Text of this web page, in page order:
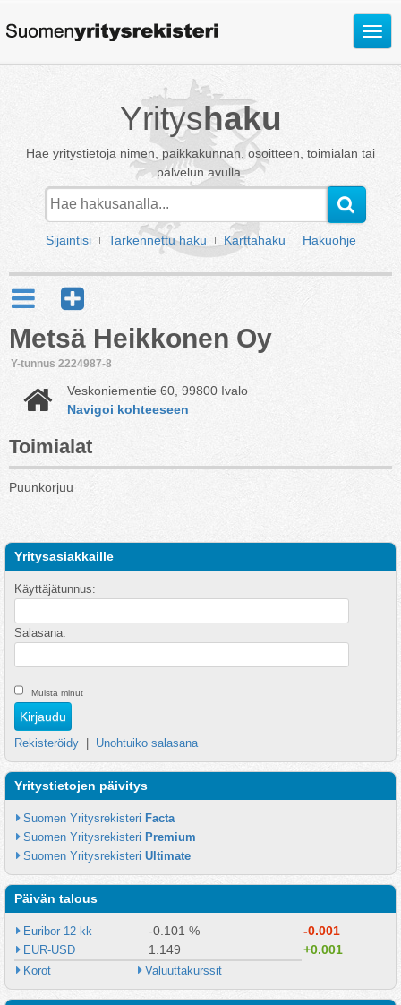
Avaa
Yrityshaku
Hae yritystietoja nimen, paikkakunnan, osoitteen, toimialan tai
palvelun avulla.
Sijaintisi Tarkennettu haku Karttahaku Hakuohje
Metsä Heikkonen Oy
Y-tunnus 2224987-8
Veskoniementie 60, 99800 Ivalo
Navigoi kohteeseen
Toimialat
Puunkorjuu
Yritysasiakkaille
Käyttäjätunnus:
Salasana:
Muista minut
Rekisteröidy Unohtuiko salasana
Yritystietojen päivitys
Suomen Yritysrekisteri Facta
Suomen Yritysrekisteri Premium
Suomen Yritysrekisteri Ultimate
Päivän talous
Euribor 12 kk -0.101 % -0.001
EUR-USD 1.149 +0.001
Korot Valuuttakurssit